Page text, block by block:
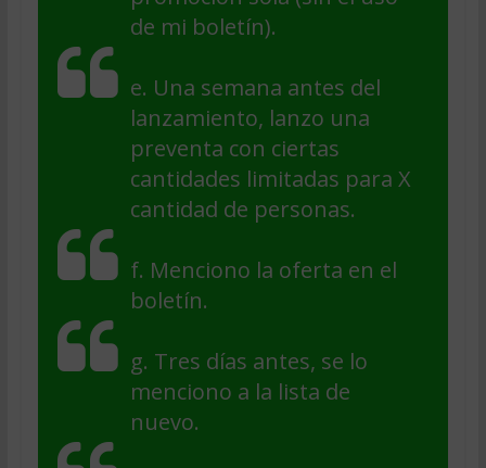
de mi boletín).
e. Una semana antes del
lanzamiento, lanzo una
preventa con ciertas
cantidades limitadas para X
cantidad de personas.
f. Menciono la oferta en el
boletín.
g. Tres días antes, se lo
menciono a la lista de
nuevo.